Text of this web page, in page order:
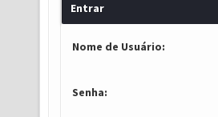
Entrar
Nome de Usuário:
Senha: